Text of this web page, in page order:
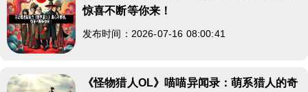
惊喜不断等你来！
发布时间：2026-07-16 08:00:41
《怪物猎人OL》喵喵异闻录：萌系猎人的奇